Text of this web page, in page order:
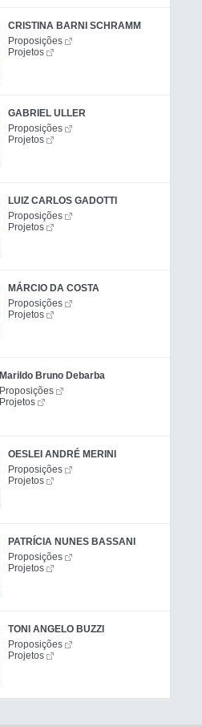
CRISTINA BARNI SCHRAMM
Proposições
Projetos
GABRIEL ULLER
Proposições
Projetos
LUIZ CARLOS GADOTTI
Proposições
Projetos
MÁRCIO DA COSTA
Proposições
Projetos
Marildo Bruno Debarba
Proposições
Projetos
OESLEI ANDRÉ MERINI
Proposições
Projetos
PATRÍCIA NUNES BASSANI
Proposições
Projetos
TONI ANGELO BUZZI
Proposições
Projetos